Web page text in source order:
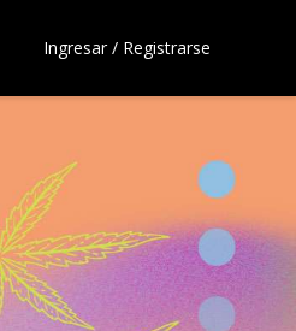
Ingresar / Registrarse